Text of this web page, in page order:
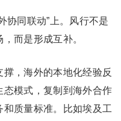
协同联动”上。风行不是
而是形成互补。
，海外的本地化经验反
态模式，复制到海外合作
质量标准。比如埃及工